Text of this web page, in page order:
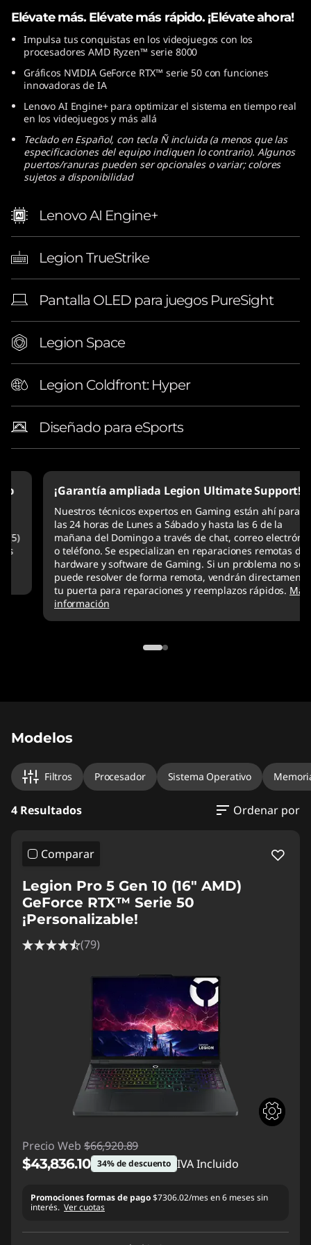
Elévate más. Elévate más rápido. ¡Elévate ahora!
Impulsa tus conquistas en los videojuegos con los
procesadores AMD Ryzen™ serie 8000
Gráficos NVIDIA GeForce RTX™ serie 50 con funciones
innovadoras de IA
Lenovo AI Engine+ para optimizar el sistema en tiempo real
en los videojuegos y más allá
Teclado en Español, con tecla Ñ incluida (a menos que las
especificaciones del equipo indiquen lo contrario). Algunos
puertos/ranuras pueden ser opcionales o variar; colores
sujetos a disponibilidad
Lenovo AI Engine+
Legion TrueStrike
Pantalla OLED para juegos PureSight
Legion Space
Legion Coldfront: Hyper
Diseñado para eSports
¡Garantía ampliada Legion Ultimate Support!
Nuestros técnicos expertos en Gaming están ahí para ti
las 24 horas de Lunes a Sábado y hasta las 6 de la
mañana del Domingo a través de chat, correo electrónico
o teléfono. Se especializan en reparaciones remotas de
hardware y software de Gaming. Si un problema no se
puede resolver de forma remota, vendrán directamente a
tu puerta para reparaciones y reemplazos rápidos. Más
información
Modelos
Filtros Procesador Sistema Operativo
4 Resultados Ordenar por
Comparar
Legion Pro 5 Gen 10 (16" AMD)
GeForce RTX™ Serie 50
¡Personalizable!
(79)
Precio Web $66,920.89
$43,836.10 34% de descuento IVA Incluido
Ahorros instantáneos :
Promociones formas de pago$7306.02/mes en 6 meses sin
interés. Ver cuotas